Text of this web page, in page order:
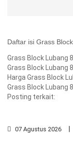
Daftar isi Grass
Grass Block Lubang
Grass Block Lubang 8
Harga Grass Block
Grass Block Lubang
Posting terkait:
07 Agustus 2026